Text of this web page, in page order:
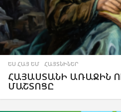
ԵՍ ՀԱՅ ԵՄ ,ՀԱՅՏՆԻՆԵՐ
ՀԱՅԱՍՏԱՆԻ ԱՌԱՋԻՆ
ՄԱՇՏՈՑԸ